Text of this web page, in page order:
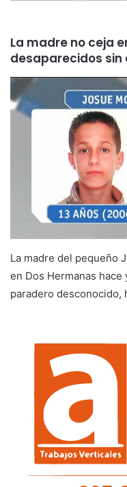
La madre no ceja
desaparecidos sin
La madre del pequeño
en Dos Hermanas hace
paradero desconocido,